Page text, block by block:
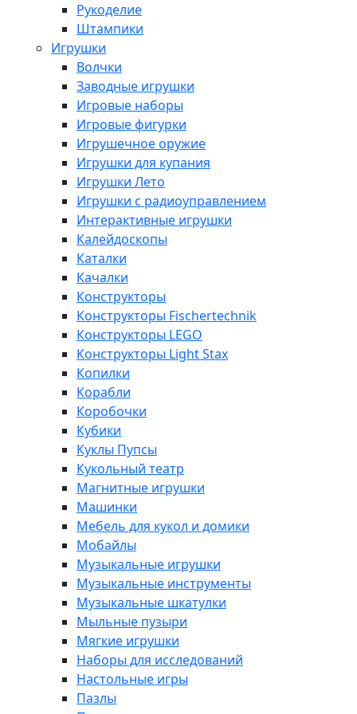
Рукоделие
Штампики
Игрушки
Волчки
Заводные игрушки
Игровые наборы
Игровые фигурки
Игрушечное оружие
Игрушки для купания
Игрушки Лето
Игрушки с радиоуправлением
Интерактивные игрушки
Калейдоскопы
Каталки
Качалки
Конструкторы
Конструкторы Fisсhertechnik
Конструкторы LEGO
Конструкторы Light Stax
Копилки
Корабли
Коробочки
Кубики
Куклы Пупсы
Кукольный театр
Магнитные игрушки
Машинки
Мебель для кукол и домики
Мобайлы
Музыкальные игрушки
Музыкальные инструменты
Музыкальные шкатулки
Мыльные пузыри
Мягкие игрушки
Наборы для исследований
Настольные игры
Пазлы